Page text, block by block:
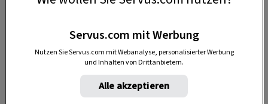
die besten Sendungen von ServusTV
einen Blick.
Bewahrer alter Bauernhöfe
Servus.com mit Werbung
Nutzen Sie Servus.com mit Webanalyse, personalisierter Werbung
und Inhalten von Drittanbietern.
Alle akzeptieren